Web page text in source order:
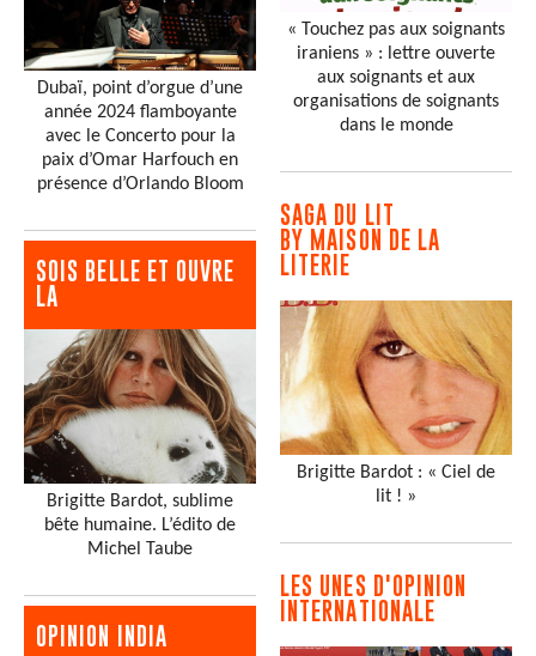
Dubaï, point d’orgue d’une
année 2024 flamboyante
avec le Concerto pour la
paix d’Omar Harfouch en
présence d’Orlando Bloom
SOIS BELLE ET OUVRE
LA
Brigitte Bardot, sublime
bête humaine. L’édito de
Michel Taube
OPINION INDIA
« Touchez pas aux soignants
iraniens » : lettre ouverte
aux soignants et aux
organisations de soignants
dans le monde
SAGA DU LIT
BY MAISON DE LA
LITERIE
Brigitte Bardot : « Ciel de
lit ! »
LES UNES D'OPINION
INTERNATIONALE